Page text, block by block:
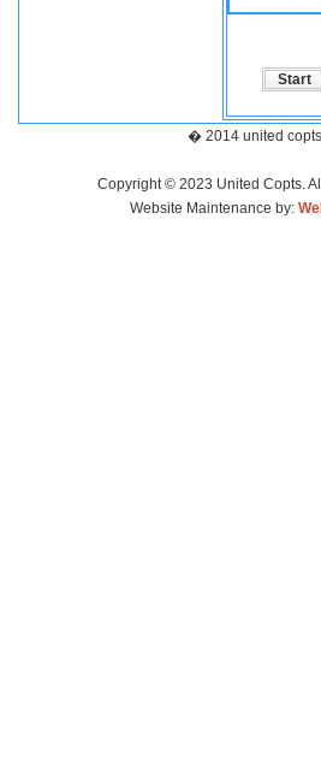
Start
� 2014 united
Copyright © 2023 United Copts.
Website Maintenance by: